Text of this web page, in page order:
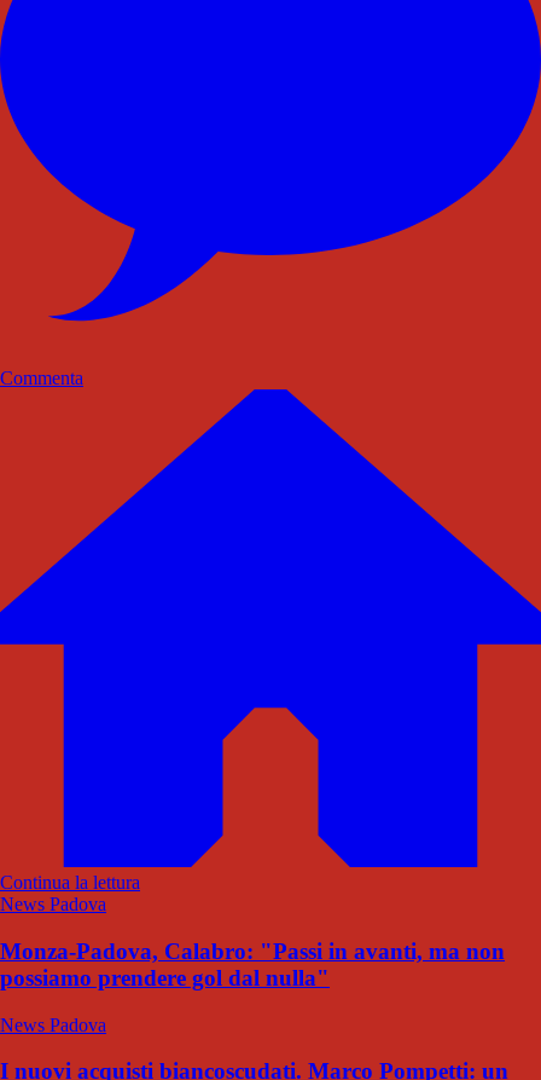
Commenta
Continua la lettura
News Padova
Monza-Padova, Calabro: "Passi in avanti, ma non
possiamo prendere gol dal nulla"
News Padova
I nuovi acquisti biancoscudati. Marco Pompetti: un